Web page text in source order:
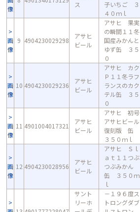
像
ス
子いちご ３
４０ｍｌ
画
像
9 4904230029298
アサヒ
ビール
アサヒ 果実
の瞬間１１冬
国産みかんと
ゆず缶 ３５
０
画
像
10 4904230029236
アサヒ
ビール
アサヒ カク
Ｐ１１冬ラフ
ランスのカク
テル缶 ３５
０
画
像
11 4901004017321
アサヒ
ビール
アサヒ 初号
アサヒビール
復刻版 缶
３５０ｍｌ
画
像
12 4904230028956
アサヒ
ビール
アサヒ Ｓｌ
ａｔ１１つぶ
つぶみかん
缶 ３５０ｍ
ｌ
サント
リーホ
－１９６度ス
トロングダブ